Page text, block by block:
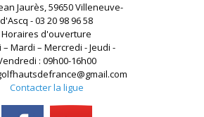
Jaurès, 59650 Villeneuve-
d'Ascq - 03 20 98 96 58
Horaires d'ouverture
– Mardi – Mercredi - Jeudi -
: 09h00-16h00
Contacter la ligue